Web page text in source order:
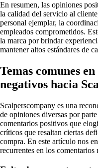
En resumen, las opiniones
la calidad del servicio al
personal ejemplar, la
empleados comprometidos.
la marca por brindar
mantener altos estándares de
Temas comunes
negativos hacia
Scalperscompany es una
de opiniones diversas por
comentarios positivos que
críticos que resaltan ciertas
compra. En este artículo nos
recurrentes en los comentarios